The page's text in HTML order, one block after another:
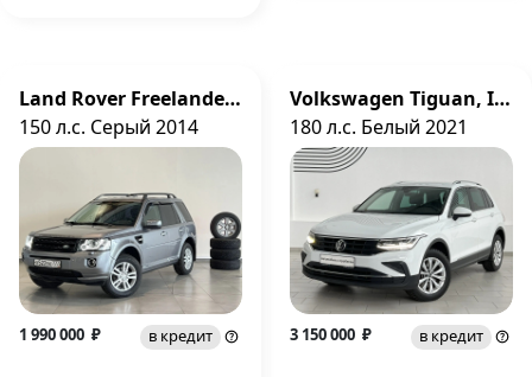
Land Rover Freelander, II Рестайлинг 2
150 л.с. Серый 2014
1 990 000 ₽ в кредит
Volkswagen Tiguan, II Рестайлинг
180 л.с. Белый 2021
3 150 000 ₽ в кредит